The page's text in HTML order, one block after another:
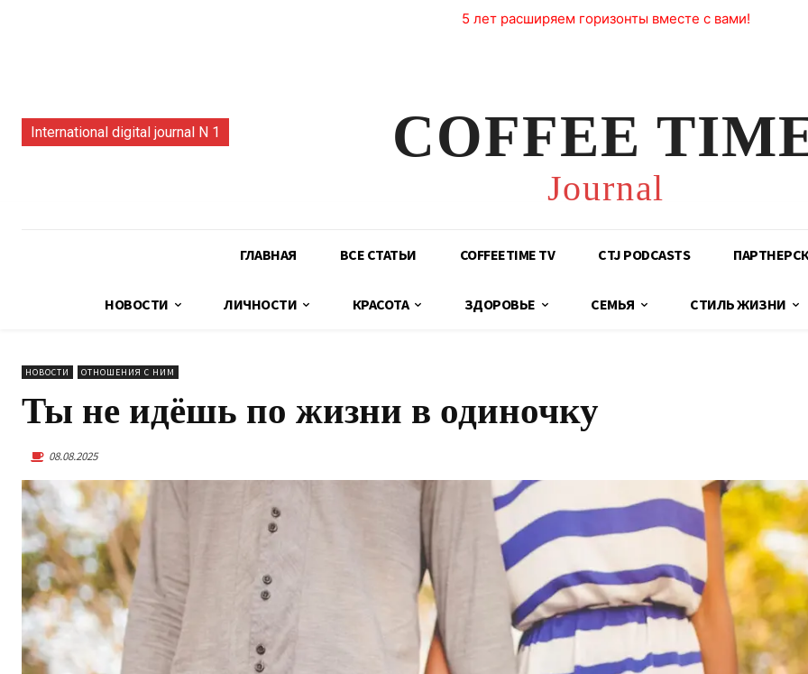
5 лет расширяем горизонты вместе с вами!
International digital journal N 1 COFFEE
Journal
ГЛАВНАЯ ВСЕ СТАТЬИ COFFEETIME TV CTJ PODCASTS
НОВОСТИ ЛИЧНОСТИ КРАСОТА ЗДОРОВЬЕ СЕМЬЯ СТИЛЬ ЖИЗНИ
НОВОСТИ ОТНОШЕНИЯ С НИМ
Ты не идёшь по жизни в одиночку
08.08.2025